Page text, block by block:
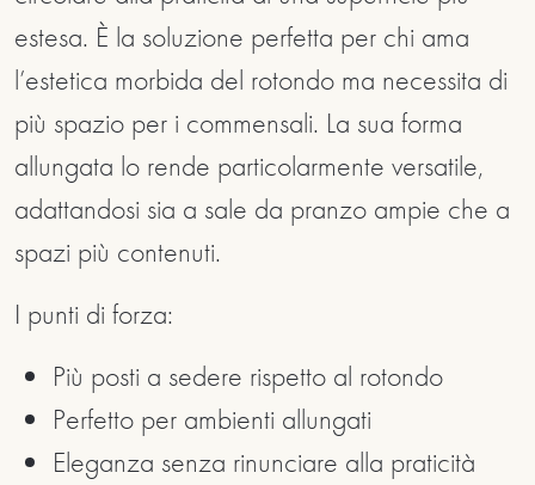
estesa. È la soluzione perfetta per chi ama
l’estetica morbida del rotondo ma necessita di
più spazio per i commensali. La sua forma
allungata lo rende particolarmente versatile,
adattandosi sia a sale da pranzo ampie che a
spazi più contenuti.
I punti di forza:
Più posti a sedere rispetto al rotondo
Perfetto per ambienti allungati
Eleganza senza rinunciare alla praticità